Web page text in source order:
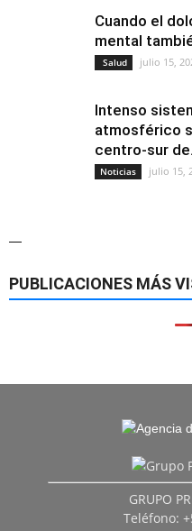
Cuando el
mental
Salud julio 15,
Intenso
atmosférico
centro-sur
Noticias julio 15,
—
PUBLICACIONES MÁS
GRUPO
Teléfono: